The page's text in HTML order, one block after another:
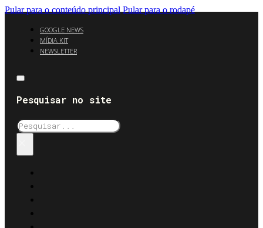
Pular para o conteúdo principal Pular para o rodapé
GOOGLE NEWS
MÍDIA KIT
NEWSLETTER
Pesquisar no site
Pesquisar